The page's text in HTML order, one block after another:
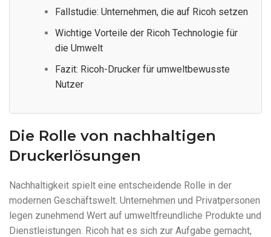
Fallstudie: Unternehmen, die auf Ricoh setzen
Wichtige Vorteile der Ricoh Technologie für
die Umwelt
Fazit: Ricoh-Drucker für umweltbewusste
Nutzer
Die Rolle von nachhaltigen
Druckerlösungen
Nachhaltigkeit spielt eine entscheidende Rolle in der
modernen Geschäftswelt. Unternehmen und Privatpersonen
legen zunehmend Wert auf umweltfreundliche Produkte und
Dienstleistungen. Ricoh hat es sich zur Aufgabe gemacht,